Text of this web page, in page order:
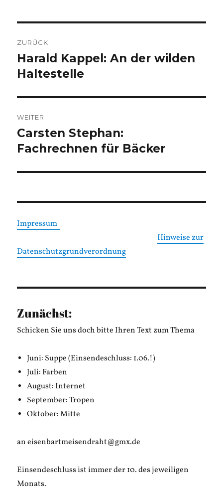
ZURÜCK
Vorheriger
Beitrag:
Harald Kappel: An der wilden
Haltestelle
WEITER
Nächster
Beitrag:
Carsten Stephan:
Fachrechnen für Bäcker
Impressum
Hinweise zur
Datenschutzgrundverordnung
Zunächst:
Schicken Sie uns doch bitte Ihren Text zum Thema
Juni: Suppe (Einsendeschluss: 1.06.!)
Juli: Farben
August: Internet
September: Tropen
Oktober: Mitte
an eisenbartmeisendraht@gmx.de
Einsendeschluss ist immer der 10. des jeweiligen
Monats.